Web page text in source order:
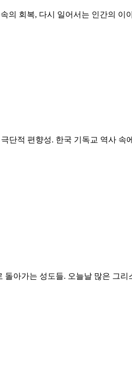
의 회복, 다시 일어서는 인간의
단적 편향성. 한국 기독교 역사
아가는 성도들. 오늘날 많은 그